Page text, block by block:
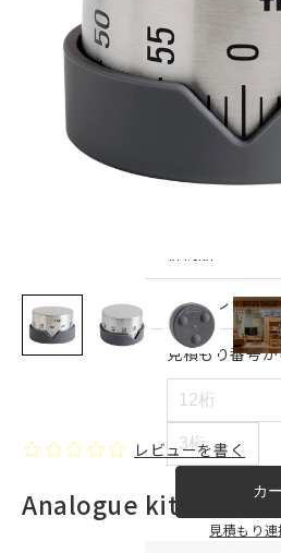
ファブリッ
インテリア
アウトレット商
見積もり番号
カ
見積もり
レビューを書く
Analogue kitchen